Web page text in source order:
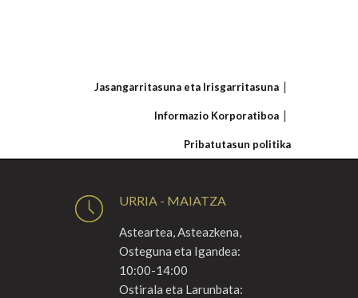
Jasangarritasuna eta Irisgarritasuna
Informazio Korporatiboa
Pribatutasun politika
URRIA - MAIATZA
Asteartea, Asteazkena,
Osteguna eta Igandea:
10:00-14:00
Ostirala eta Larunbata: